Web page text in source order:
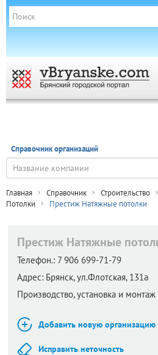
Справочник организаций
Главная Справочник Строительство
Потолки
Престиж Натяжные потолки
Престиж Натяжные
Телефон.: 7 906 699-71-79
Адрес: Брянск,ул.Флотская, 131а
Производство, установка и
Добавить новую организацию
Исправить неточность